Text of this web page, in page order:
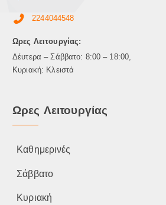
2244044548
Ωρες Λειτουργίας:
Δέυτερα – Σάββατο: 8:00 – 18:00,
Κυριακή: Κλειστά
Ωρες Λειτουργίας
Καθημερινές
Σάββατο
Κυριακή